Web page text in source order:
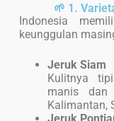
🌱 1.
Indonesia
keunggulan
Jeruk Siam
Kulitnya
manis dan
Kalimantan,